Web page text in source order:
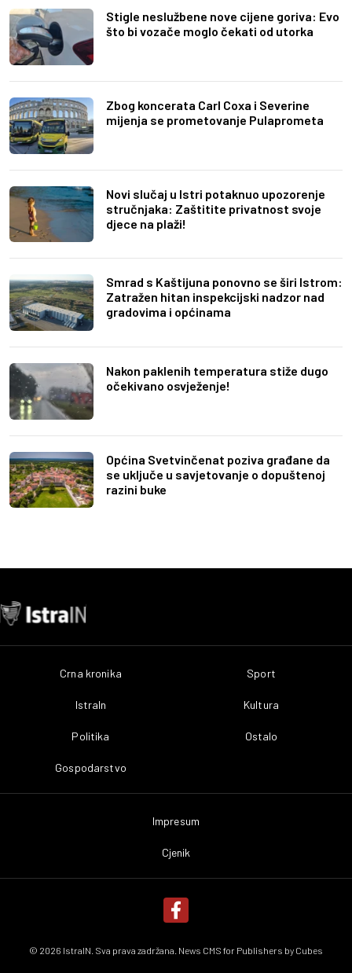
Stigle neslužbene nove cijene goriva: Evo
što bi vozače moglo čekati od utorka
Zbog koncerata Carl Coxa i Severine
mijenja se prometovanje Pulaprometa
Novi slučaj u Istri potaknuo upozorenje
stručnjaka: Zaštitite privatnost svoje
djece na plaži!
Smrad s Kaštijuna ponovno se širi Istrom:
Zatražen hitan inspekcijski nadzor nad
gradovima i općinama
Nakon paklenih temperatura stiže dugo
očekivano osvježenje!
Općina Svetvinčenat poziva građane da
se uključe u savjetovanje o dopuštenoj
razini buke
Crna kronika
IstraIn
Politika
Gospodarstvo
Sport
Kultura
Ostalo
Impresum
Cjenik
© 2026 IstraIN. Sva prava zadržana. News CMS for Publishers by Cubes